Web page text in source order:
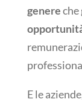
genereche
E le